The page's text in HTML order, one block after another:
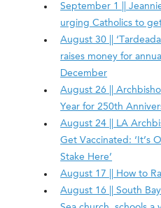
September 1 ||
urging Catholics to
August 30 ||
raises money for
December
August 26 ||
Year for 250th
August 24 || LA
Get Vaccinated: ‘It’s
Stake Here’
August 17 || How to
August 16 || South